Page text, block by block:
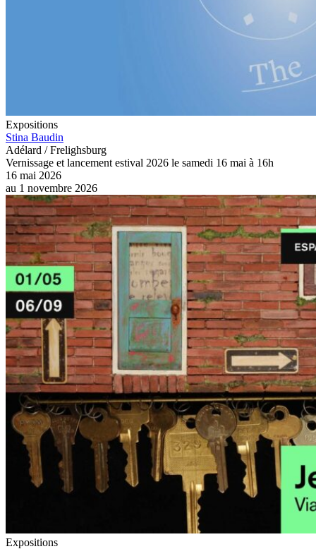
Expositions
Stina Baudin
Adélard / Frelighsburg
Vernissage et lancement estival 2026 le samedi 16 mai à 16h
16 mai 2026
au 1 novembre 2026
Expositions